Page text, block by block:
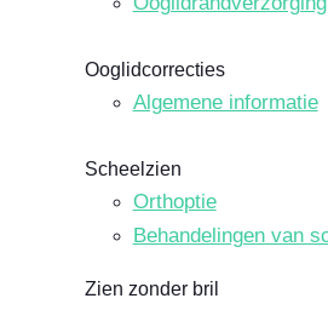
Ooglidcorrecties
Algemene informatie
Scheelzien
Orthoptie
Behandelingen van
Zien zonder bril